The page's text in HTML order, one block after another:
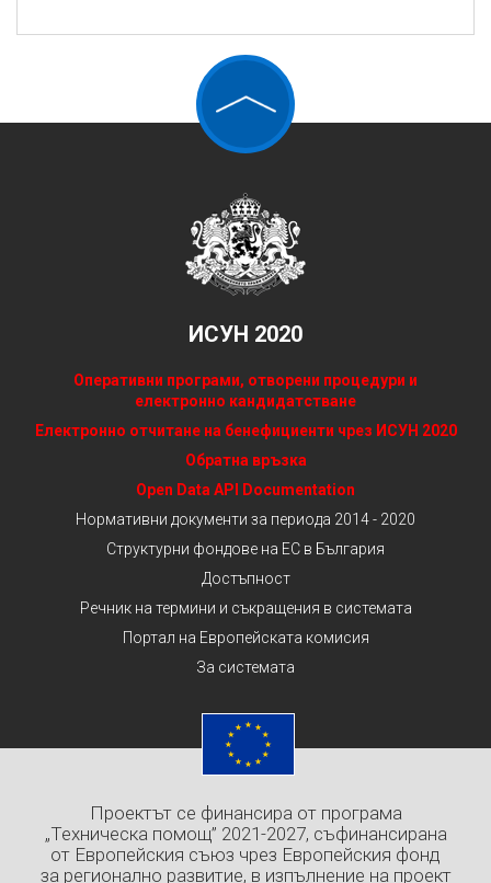
ИСУН 2020
Оперативни програми, отворени процедури и
електронно кандидатстване
Електронно отчитане на бенефициенти чрез ИСУН 2020
Обратна връзка
Open Data API Documentation
Нормативни документи за периода 2014 - 2020
Структурни фондове на ЕС в България
Достъпност
Речник на термини и съкращения в системата
Портал на Европейската комисия
За системата
Проектът се финансира от програма
„Техническа помощ” 2021-2027, съфинансирана
от Европейския съюз чрез Европейския фонд
за регионално развитие, в изпълнение на проект